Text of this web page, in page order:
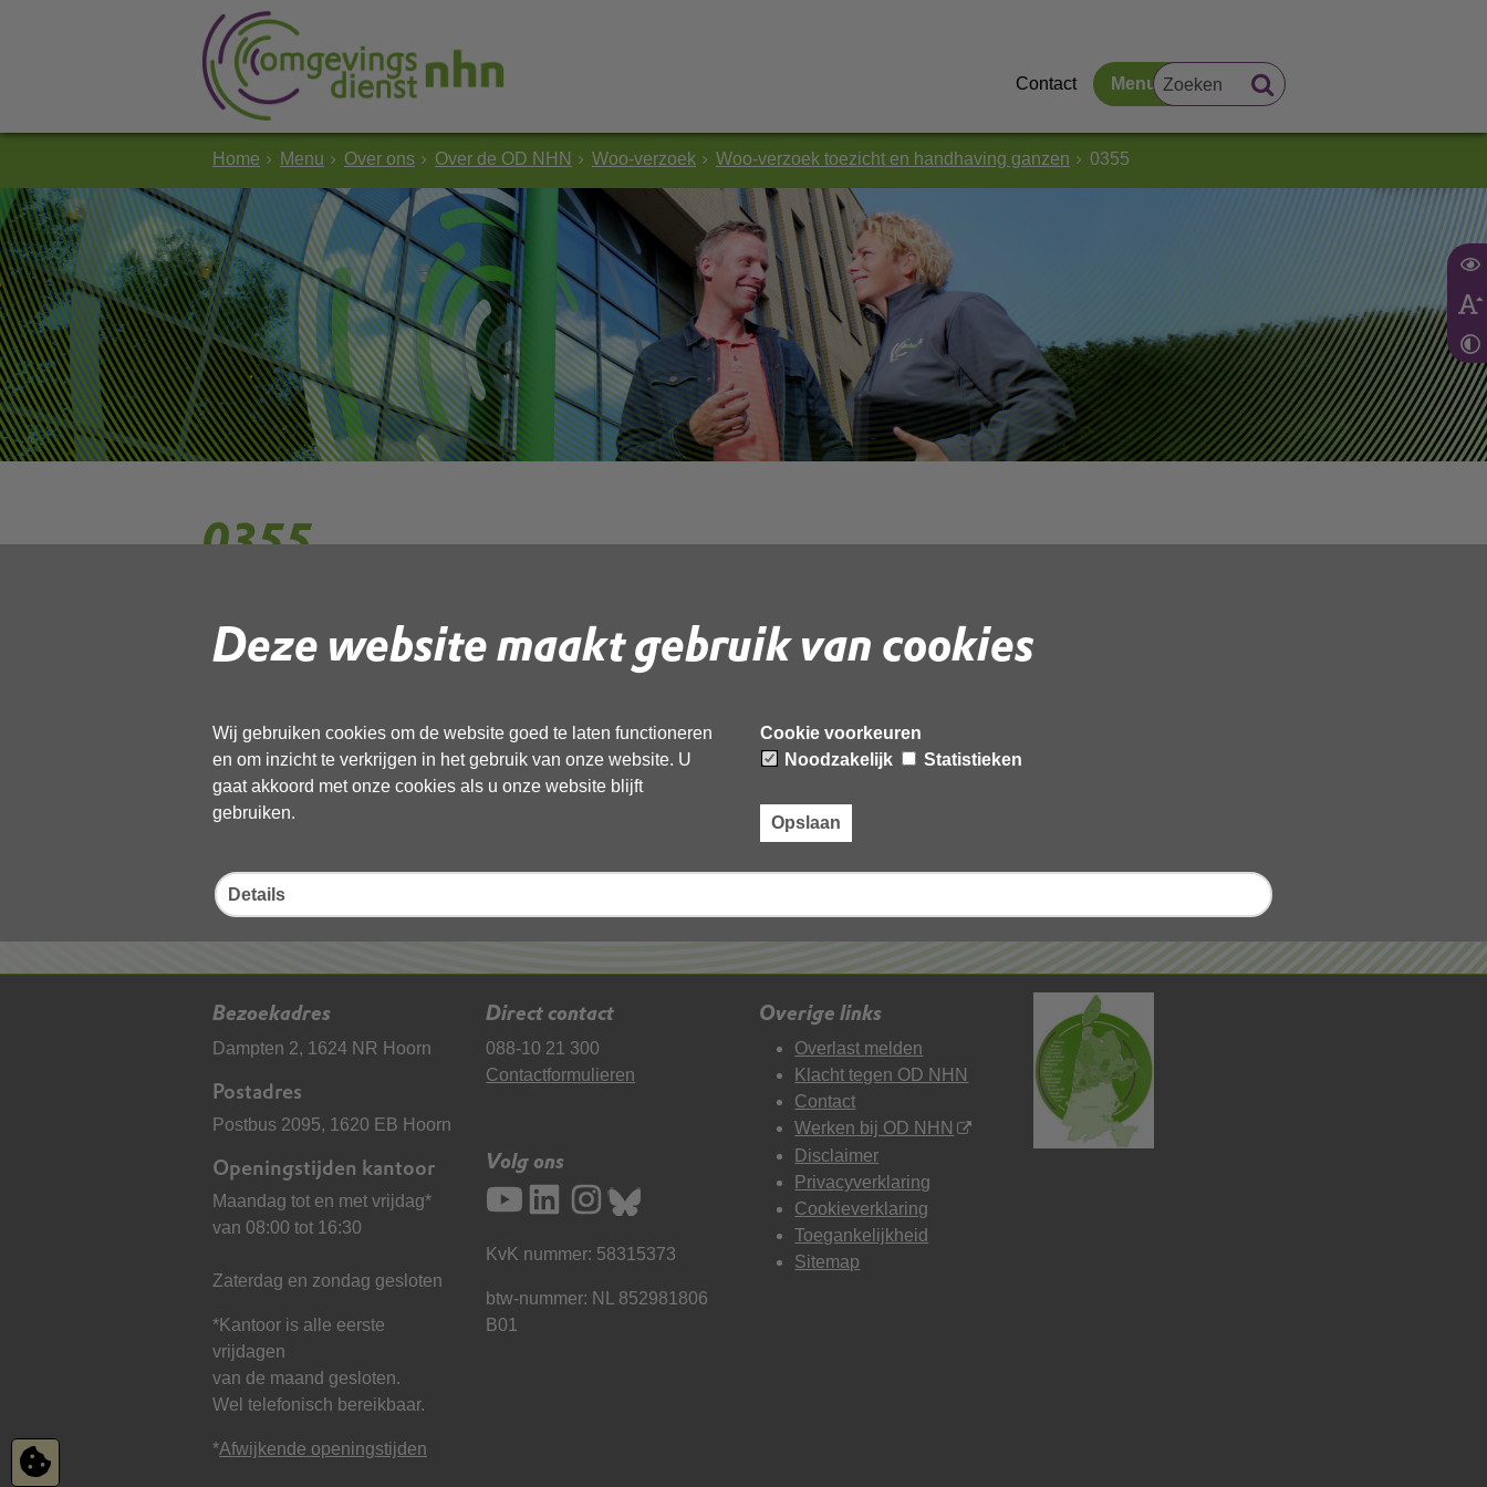
Deze website maakt gebruik van cookies
Wij gebruiken cookies om de website goed te laten functioneren
en om inzicht te verkrijgen in het gebruik van onze website. U
gaat akkoord met onze cookies als u onze website blijft
gebruiken.
Cookie voorkeuren
Noodzakelijk
Statistieken
Opslaan
Details
Contact Menu
Home Menu Over ons Over de OD NHN Woo-verzoek Woo-verzoek toezicht en handhaving ganzen 0355
0355
Gebruik de onderstaande link om het document te downloaden.
Deel deze pagina
Bezoekadres
Dampten 2, 1624 NR Hoorn
Postadres
Postbus 2095, 1620 EB Hoorn
Openingstijden kantoor
Maandag tot en met vrijdag*
van 08:00 tot 16:30
Zaterdag en zondag gesloten
*Kantoor is alle eerste
vrijdagen
van de maand gesloten.
Wel telefonisch bereikbaar.
*Afwijkende openingstijden
Direct contact
088-10 21 300
Contactformulieren
Volg ons
KvK nummer: 58315373
btw-nummer: NL 852981806
B01
Overige links
Overlast melden
Klacht tegen OD NHN
Contact
Werken bij OD NHN
Disclaimer
Privacyverklaring
Cookieverklaring
Toegankelijkheid
Sitemap